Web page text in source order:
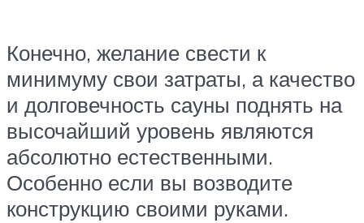
Конечно, желание свести к
минимуму свои затраты, а качество
и долговечность сауны поднять на
высочайший уровень являются
абсолютно естественными.
Особенно если вы возводите
конструкцию своими руками.